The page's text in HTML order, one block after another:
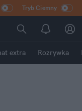
Tryb Ciemny
extra Rozrywka